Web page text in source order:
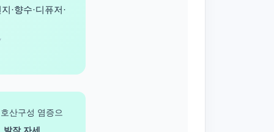
·향수·디퓨저·
산구성 염증으